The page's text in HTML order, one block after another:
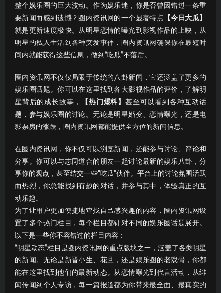
整个娱乐圈的巨大波动。作为娱乐迷，你是否曾因错过一条重
要新闻而感到遗憾？圈内资讯网的一个显著特点 【今日大瓜】
就是更新速度极快。从明星恋情的曝光到影视作品的上映，从
明星的私人生活到各种突发事件，圈内资讯网确保你在最短时
间内就能获得这些信息，做到“吃瓜”不落后。
圈内资讯网不仅仅局限于传统的八卦新闻，它还涵盖了更多的
娱乐圈话题。你可以在这里找到各大影视作品的评价，了解明
星背后的成长故事，
【热门爆料】甚至可以看到各种互动话
题，参与娱乐圈的讨论。无论是明星婚变、恋情曝光，还是电
影票房的涨跌，圈内资讯网都能提供全方位的新闻信息。
在圈内资讯网，你不仅可以浏览新闻，还能参与讨论、评论和
分享。你可以与志同道合的朋友一起讨论最新的娱乐八卦，分
享你的观点，甚至结交一些“吃瓜”伙伴。平台上的讨论氛围活跃
而热烈，你总能找到有趣的对话，并参与其中，体验真正的互
动乐趣。
为了让用户更加便捷地查找自己感兴趣的内容，圈内资讯网设
置了多个热门栏目，每个栏目都针对不同的娱乐圈话题展开。
以下是一些你不容错过的栏目内容：
“明星动态”栏目是圈内资讯网的重点版块之一，涵盖了各类明星
的新闻。无论是新晋小生、花旦，还是娱乐圈的老戏骨，你都
能在这里找到他们的最新动态。从恋情曝光到代言活动，从绯
闻传闻到个人专访，每一篇报道都为你带来最全面、最真实的